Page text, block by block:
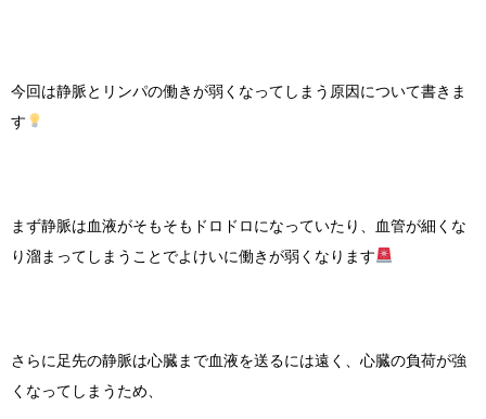
今回は静脈とリンパの働きが弱くなってしまう原因について書きま
す
まず静脈は血液がそもそもドロドロになっていたり、血管が細くな
り溜まってしまうことでよけいに働きが弱くなります
さらに足先の静脈は心臓まで血液を送るには遠く、心臓の負荷が強
くなってしまうため、